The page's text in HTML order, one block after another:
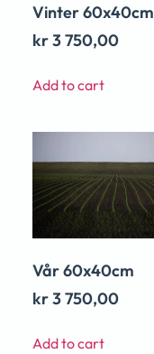
Vinter 60x40cm
kr3 750,00
Add to cart
Vår 60x40cm
kr3 750,00
Add to cart